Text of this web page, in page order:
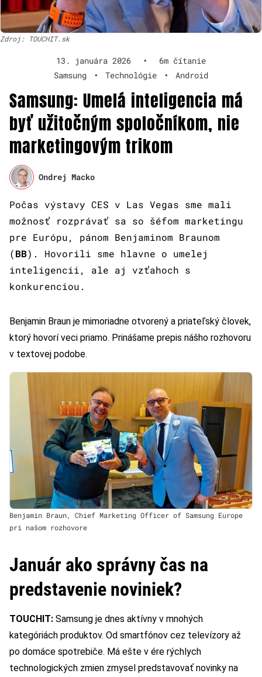
Zdroj: TOUCHIT.sk
13. januára 2026 •
6m čítanie
Samsung
• Technológie • Android
Samsung: Umelá inteligencia má
byť užitočným spoločníkom, nie
marketingovým trikom
Ondrej Macko
Počas výstavy CES v Las Vegas sme mali
možnosť rozprávať sa so šéfom marketingu
pre Európu, pánom Benjaminom Braunom
(BB). Hovorili sme hlavne o umelej
inteligencii, ale aj vzťahoch s
konkurenciou.
Benjamin Braun je mimoriadne otvorený a priateľský človek,
ktorý hovorí veci priamo. Prinášame prepis nášho rozhovoru
v textovej podobe.
Benjamin Braun, Chief Marketing Officer of Samsung Europe
pri našom rozhovore
Január ako správny čas na
predstavenie noviniek?
TOUCHIT: Samsung je dnes aktívny v mnohých
kategóriách produktov. Od smartfónov cez televízory až
po domáce spotrebiče. Má ešte v ére rýchlych
technologických zmien zmysel predstavovať novinky na